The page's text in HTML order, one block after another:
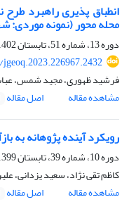
انطباق پذیری راهبرد
محله محور (نمونه موردی:
دوره 13، شماره 51، تابستان 1402، صفحه
فرشید ظهوری، مجید شمس،
مشاهده مقاله
اصل مقاله
رویکرد آینده پژوهانه به
دوره 10، شماره 39، تابستان 1399، صفحه
کاظم تقی نژاد، سعید یزدانی،
مشاهده مقاله
اصل مقاله